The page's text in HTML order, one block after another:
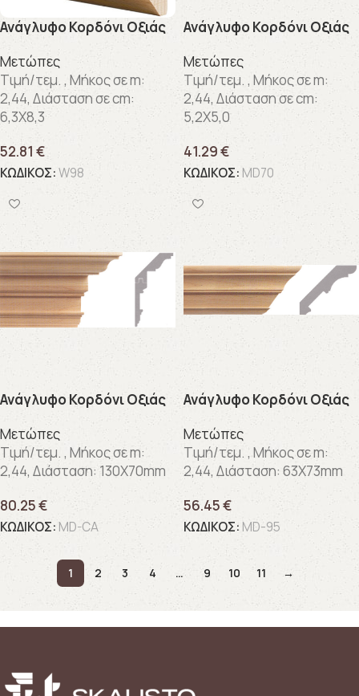
Ανάγλυφo Κορδόνι Οξιάς
Μετώπες
Τιμή/τεμ. , Μήκος σε m:
2,44, Διάσταση σε cm:
6,3X8,3
52.81 €
ΚΩΔΙΚΟΣ:W98
Ανάγλυφo Κορδόνι Οξιάς
Μετώπες
Τιμή/τεμ. , Μήκος σε m:
2,44, Διάσταση σε cm:
5,2X5,0
41.29€
ΚΩΔΙΚΟΣ: MD70
Ανάγλυφo Κορδόνι Οξιάς
Μετώπες
Τιμή/τεμ. , Μήκος σε m:
2,44, Διάσταση: 130X70mm
80.25€
ΚΩΔΙΚΟΣ: MD-CA
Ανάγλυφo Κορδόνι Οξιάς
Μετώπες
Τιμή/τεμ. , Μήκος σε m:
2,44, Διάσταση: 63X73mm
56.45€
ΚΩΔΙΚΟΣ: MD-95
1 2 3 4 … 9 10 11 →